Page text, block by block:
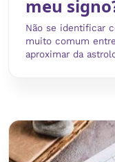
meu
Não se identificar
muito comum
aproximar da